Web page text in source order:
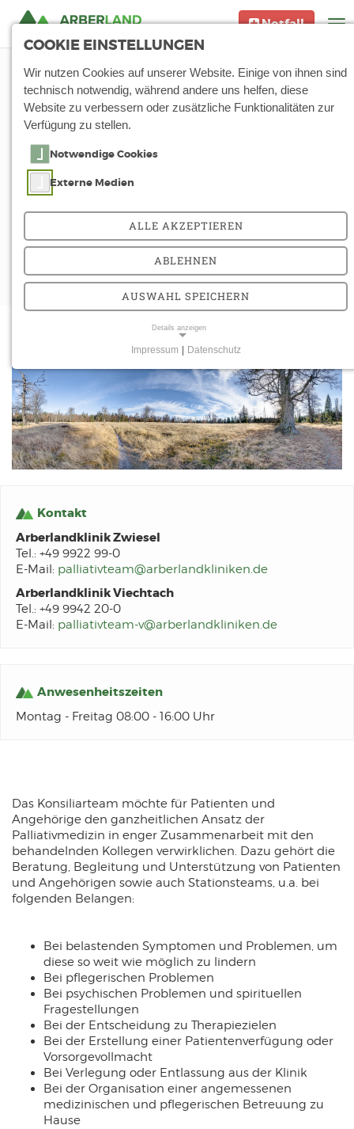
Notfall
Start Medizin & Pflege Palliativmedizinischer Dienst
Palliativmedizinischer
Konsiliardienst in den
Arberlandkliniken
Der Palliativmedizinische Konsiliardienst bietet
eine Mitbetreuung von Patienten während des
stationären Aufenthalts auf allen Stationen der
Arberlandkliniken an.
Kontakt
Arberlandklinik Zwiesel
Tel.: +49 9922 99-0
E-Mail: palliativteam@arberlandkliniken.de
Arberlandklinik Viechtach
Tel.: +49 9942 20-0
E-Mail: palliativteam-v@arberlandkliniken.de
Anwesenheitszeiten
Montag - Freitag 08:00 - 16:00 Uhr
Das Konsiliarteam möchte für Patienten und
Angehörige den ganzheitlichen Ansatz der
Palliativmedizin in enger Zusammenarbeit mit den
behandelnden Kollegen verwirklichen. Dazu gehört die
Beratung, Begleitung und Unterstützung von Patienten
und Angehörigen sowie auch Stationsteams, u.a. bei
folgenden Belangen:
Bei belastenden Symptomen und Problemen, um
diese so weit wie möglich zu lindern
Bei pflegerischen Problemen
Bei psychischen Problemen und spirituellen
Fragestellungen
Bei der Entscheidung zu Therapiezielen
Bei der Erstellung einer Patientenverfügung oder
Vorsorgevollmacht
Bei Verlegung oder Entlassung aus der Klinik
Bei der Organisation einer angemessenen
medizinischen und pflegerischen Betreuung zu
Hause
COOKIE EINSTELLUNGEN
Wir nutzen Cookies auf unserer Website. Einige von ihnen sind
technisch notwendig, während andere uns helfen, diese
Website zu verbessern oder zusätzliche Funktionalitäten zur
Verfügung zu stellen.
Notwendige Cookies
Externe Medien
ALLE AKZEPTIEREN
ABLEHNEN
AUSWAHL SPEICHERN
Details anzeigen
Notwendige Cookies ermöglichen
grundlegende Funktionen und sind für die
einwandfreie Funktion der Website
erforderlich.
Name:
Zweck:
Benutzers
Cookie Laufzeit:
1 Jahr
Media Plattformen anzeigen zu können,
werden von diesen externen Medien
Name:
_ysc
Anbieter:
Google Ireland Limited
Zweck:
Dient der Datenverarbeitung während des ausführen von Videos
Cookie Laufzeit:
Impressum Datenschutz